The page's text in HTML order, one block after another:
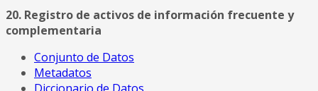
20. Registro de activos de información frecuente y
complementaria
Conjunto de Datos
Metadatos